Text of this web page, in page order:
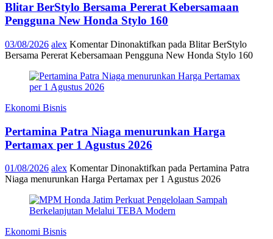
Blitar BerStylo Bersama Pererat Kebersamaan
Pengguna New Honda Stylo 160
03/08/2026 alex Komentar Dinonaktifkan pada Blitar BerStylo
Bersama Pererat Kebersamaan Pengguna New Honda Stylo 160
Ekonomi Bisnis
Pertamina Patra Niaga menurunkan Harga
Pertamax per 1 Agustus 2026
01/08/2026 alex Komentar Dinonaktifkan pada Pertamina Patra
Niaga menurunkan Harga Pertamax per 1 Agustus 2026
Ekonomi Bisnis